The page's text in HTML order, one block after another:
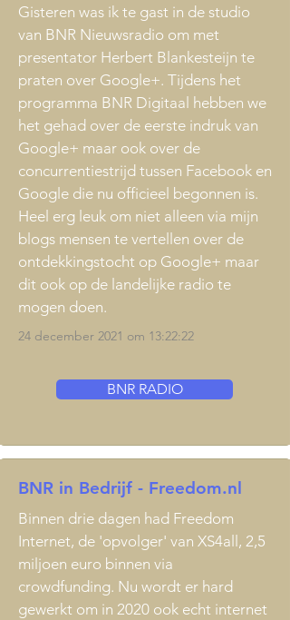
Gisteren was ik te gast in de studio
van BNR Nieuwsradio om met
presentator Herbert Blankesteijn te
praten over Google+. Tijdens het
programma BNR Digitaal hebben we
het gehad over de eerste indruk van
Google+ maar ook over de
concurrentiestrijd tussen Facebook en
Google die nu officieel begonnen is.
Heel erg leuk om niet alleen via mijn
blogs mensen te vertellen over de
ontdekkingstocht op Google+ maar
dit ook op de landelijke radio te
mogen doen.
24 december 2021 om 13:22:22
BNR RADIO
BNR in Bedrijf - Freedom.nl
Binnen drie dagen had Freedom
Internet, de 'opvolger' van XS4all, 2,5
miljoen euro binnen via
crowdfunding. Nu wordt er hard
gewerkt om in 2020 ook echt internet